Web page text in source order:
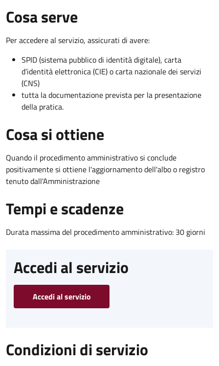
Cosa serve
Per accedere al servizio, assicurati di avere:
SPID (sistema pubblico di identità digitale), carta
d’identità elettronica (CIE) o carta nazionale dei servizi
(CNS)
tutta la documentazione prevista per la presentazione
della pratica.
Cosa si ottiene
Quando il procedimento amministrativo si conclude
positivamente si ottiene l'aggiornamento dell'albo o registro
tenuto dall'Amministrazione
Tempi e scadenze
Durata massima del procedimento amministrativo: 30 giorni
Accedi al servizio
Accedi al servizio
Condizioni di servizio